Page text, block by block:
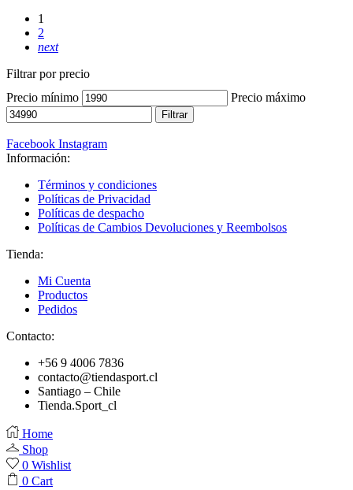
1
2
next
Filtrar por precio
Precio mínimo
Precio máximo
Filtrar
Facebook Instagram
Información:
Términos y condiciones
Políticas de Privacidad
Políticas de despacho
Políticas de Cambios Devoluciones y Reembolsos
Tienda:
Mi Cuenta
Productos
Pedidos
Contacto:
+56 9 4006 7836
contacto@tiendasport.cl
Santiago – Chile
Tienda.Sport_cl
Home
Shop
0 Wishlist
0 Cart